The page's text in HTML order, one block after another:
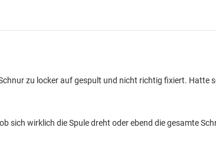
zu locker auf gespult und nicht richtig fixiert. Hatte
sich wirklich die Spule dreht oder ebend die gesamte